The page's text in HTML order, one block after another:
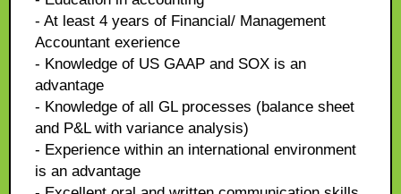
- At least 4 years of Financial/ Management
Accountant exerience
- Knowledge of US GAAP and SOX is an
advantage
- Knowledge of all GL processes (balance sheet
and P&L with variance analysis)
- Experience within an international environment
is an advantage